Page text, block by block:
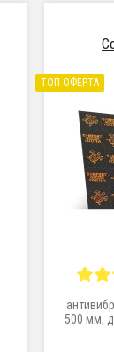
ТОП ОФЕРТА
500 мм,